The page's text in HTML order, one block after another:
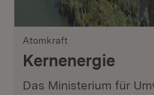
Atomkraft
Kernenergie
Das Ministerium für